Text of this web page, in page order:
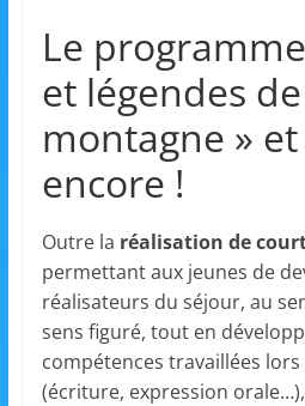
a
t
o
p
r
t
i
Le
et légendes de
montagne »
encore !
Outre la réalisation de
permettant aux jeunes de
réalisateurs du séjour, au
sens figuré, tout en
compétences travaillées lors
(écriture, expression orale…),